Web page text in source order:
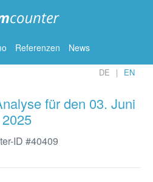
Referenzen News
DE EN
für den 03. Juni
2025
ID #40409